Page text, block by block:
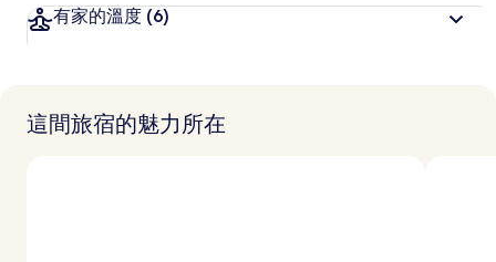
有家的溫度 (6)
這間旅宿的魅力所在